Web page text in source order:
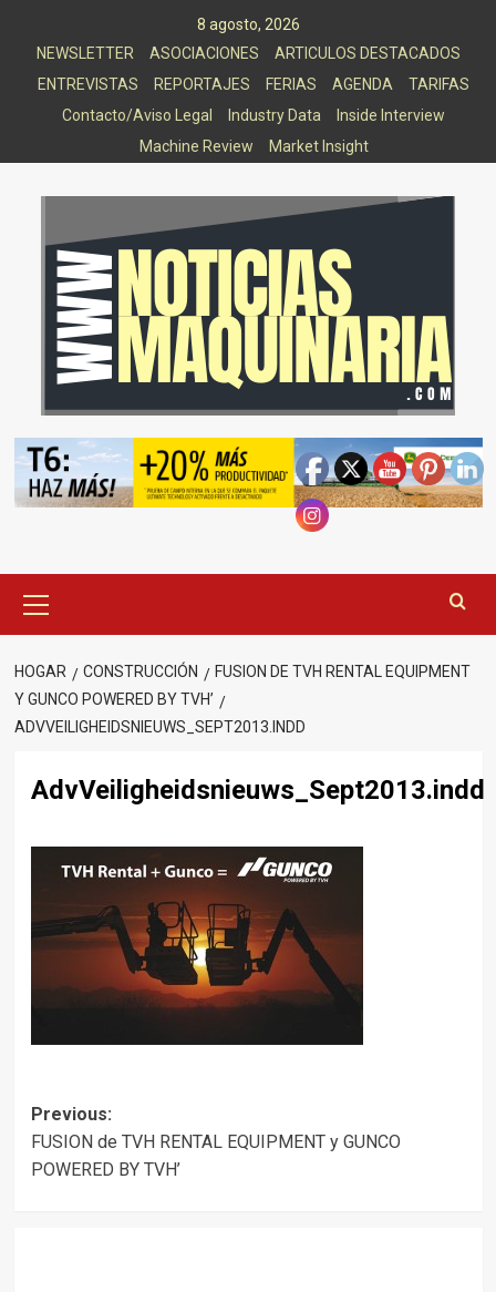
8 agosto, 2026
NEWSLETTER
ASOCIACIONES
ARTICULOS DESTACADOS
ENTREVISTAS
REPORTAJES FERIAS AGENDA
TARIFAS
Contacto/Aviso Legal
Industry Data
Inside Interview
Machine Review
Market Insight
principal
HOGAR CONSTRUCCIÓN
FUSION DE TVH RENTAL EQUIPMENT
Y GUNCO POWERED BY TVH’
ADVVEILIGHEIDSNIEUWS_SEPT2013.INDD
AdvVeiligheidsnieuws_Sept2013.indd
Post
navigation
Previous:
FUSION de TVH RENTAL EQUIPMENT y GUNCO
POWERED BY TVH’